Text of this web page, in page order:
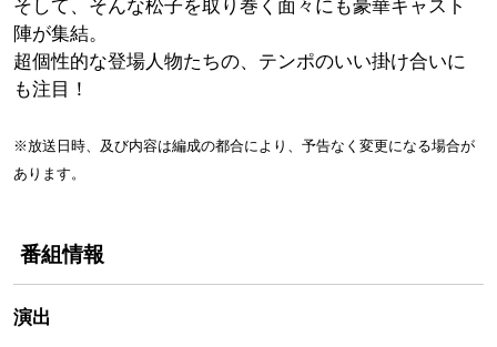
そして、そんな松子を取り巻く面々にも豪華キャスト
陣が集結。
超個性的な登場人物たちの、テンポのいい掛け合いに
も注目！
※放送日時、及び内容は編成の都合により、予告なく変更になる場合が
あります。
番組情報
演出